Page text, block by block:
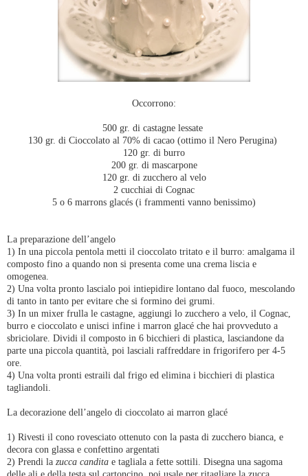
Occorrono:
500 gr. di castagne lessate
130 gr. di Cioccolato al 70% di cacao (ottimo il Nero Perugina)
120 gr. di burro
200 gr. di mascarpone
120 gr. di zucchero al velo
2 cucchiai di Cognac
5 o 6 marrons glacés (i frammenti vanno benissimo)
La preparazione dell’angelo
1) In una piccola pentola metti il cioccolato tritato e il burro: amalgama il
composto fino a quando non si presenta come una crema liscia e
omogenea.
2) Una volta pronto lascialo poi intiepidire lontano dal fuoco, mescolando
di tanto in tanto per evitare che si formino dei grumi.
3) In un mixer frulla le castagne, aggiungi lo zucchero a velo, il Cognac,
burro e cioccolato e unisci infine i marron glacé che hai provveduto a
sbriciolare. Dividi il composto in 6 bicchieri di plastica, lasciandone da
parte una piccola quantità, poi lasciali raffreddare in frigorifero per 4-5
ore.
4) Una volta pronti estraili dal frigo ed elimina i bicchieri di plastica
tagliandoli.
La decorazione dell’angelo di cioccolato ai marron glacé
1) Rivesti il cono rovesciato ottenuto con la pasta di zucchero bianca, e
decora con glassa e confettino argentati
2) Prendi la zucca candita e tagliala a fette sottili. Disegna una sagoma
delle ali e della testa sul cartoncino, poi usale per ritagliare la zucca.